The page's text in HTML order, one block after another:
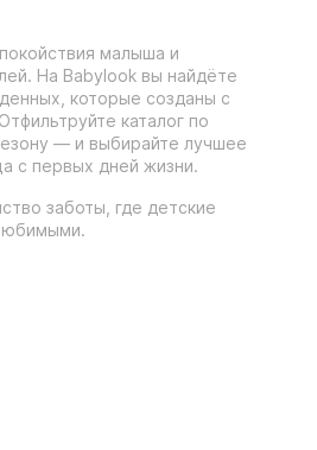
малыша и
На Babylook вы найдёте
которые созданы с
каталог по
— и выбирайте лучшее
с первых дней жизни.
заботы, где детские